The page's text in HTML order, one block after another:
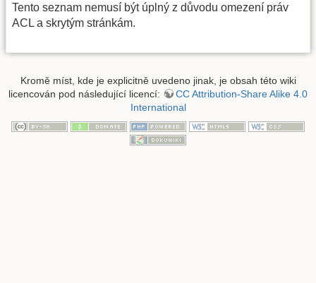
Tento seznam nemusí být úplný z důvodu omezení práv
ACL a skrytým stránkám.
Kromě míst, kde je explicitně uvedeno jinak, je obsah této wiki
licencován pod následující licencí:
CC Attribution-Share Alike 4.0
International